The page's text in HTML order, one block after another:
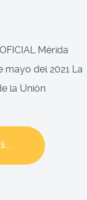
Mérida
mayo del 2021 La
la Unión